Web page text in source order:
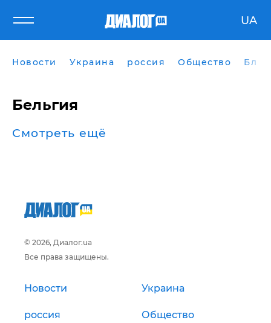
UA
Новости Украина россия Общество
Бельгия
Смотреть ещё
© 2026, Диалог.ua
Все права защищены.
Новости Украина
россия Общество